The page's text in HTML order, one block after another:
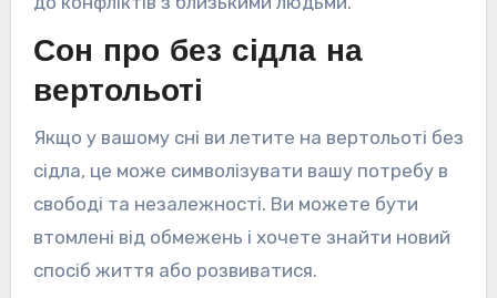
Сон про без сідла на
вертольоті
Якщо у вашому сні ви летите на вертольоті без
сідла, це може символізувати вашу потребу в
свободі та незалежності. Ви можете бути
втомлені від обмежень і хочете знайти новий
спосіб життя або розвиватися.